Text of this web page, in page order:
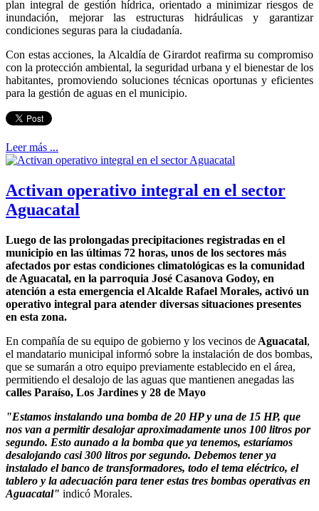
plan integral de gestión hídrica, orientado a minimizar riesgos de
inundación, mejorar las estructuras hidráulicas y garantizar
condiciones seguras para la ciudadanía.
Con estas acciones, la Alcaldía de Girardot reafirma su compromiso
con la protección ambiental, la seguridad urbana y el bienestar de los
habitantes, promoviendo soluciones técnicas oportunas y eficientes
para la gestión de aguas en el municipio.
Leer más ...
Activan operativo integral en el sector
Aguacatal
Luego de las prolongadas precipitaciones registradas en el
municipio en las últimas 72 horas, unos de los sectores más
afectados por estas condiciones climatológicas es la comunidad
de Aguacatal, en la parroquia José Casanova Godoy, en
atención a esta emergencia el Alcalde Rafael Morales, activó un
operativo integral para atender diversas situaciones presentes
en esta zona.
En compañía de su equipo de gobierno y los vecinos de Aguacatal,
el mandatario municipal informó sobre la instalación de dos bombas,
que se sumarán a otro equipo previamente establecido en el área,
permitiendo el desalojo de las aguas que mantienen anegadas las
calles Paraíso, Los Jardines y 28 de Mayo
"Estamos instalando una bomba de 20 HP y una de 15 HP, que
nos van a permitir desalojar aproximadamente unos 100 litros por
segundo. Esto aunado a la bomba que ya tenemos, estaríamos
desalojando casi 300 litros por segundo. Debemos tener ya
instalado el banco de transformadores, todo el tema eléctrico, el
tablero y la adecuación para tener estas tres bombas operativas en
Aguacatal" indicó Morales.